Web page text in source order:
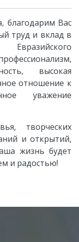
благодарим Вас
труд и вклад в
высокая
отношение к
уважение
творческих
и открытий,
жизнь будет
и радостью!